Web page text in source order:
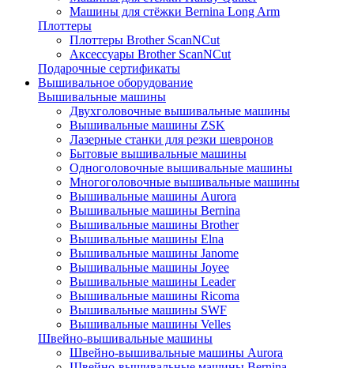
Машины для стёжки Bernina Long Arm
Плоттеры
Плоттеры Brother ScanNCut
Аксессуары Brother ScanNCut
Подарочные сертификаты
Вышивальное оборудование
Вышивальные машины
Двухголовочные вышивальные машины
Вышивальные машины ZSK
Лазерные станки для резки шевронов
Бытовые вышивальные машины
Одноголовочные вышивальные машины
Многоголовочные вышивальные машины
Вышивальные машины Aurora
Вышивальные машины Bernina
Вышивальные машины Brother
Вышивальные машины Elna
Вышивальные машины Janome
Вышивальные машины Joyee
Вышивальные машины Leader
Вышивальные машины Ricoma
Вышивальные машины SWF
Вышивальные машины Velles
Швейно-вышивальные машины
Швейно-вышивальные машины Aurora